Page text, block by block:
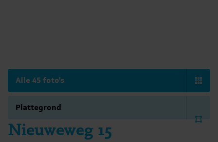
Nieuweweg 15
Alle 45 foto's
Plattegrond